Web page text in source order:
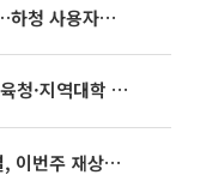
현대차·기아, 이번 주 임단협 재개…하청 사용자성 재심도 ‘변수’
술형 입시 연계 '착수'
최태원·노소영 '9440억 분할' 판결, 이번주 재상고 여부 주목